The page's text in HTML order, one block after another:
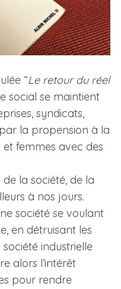
“Le retour du réel
social se maintient
syndicats,
la propension à la
femmes avec des
la société, de la
à nos jours.
société se voulant
en détruisant les
industrielle
alors l’intérêt
pour rendre